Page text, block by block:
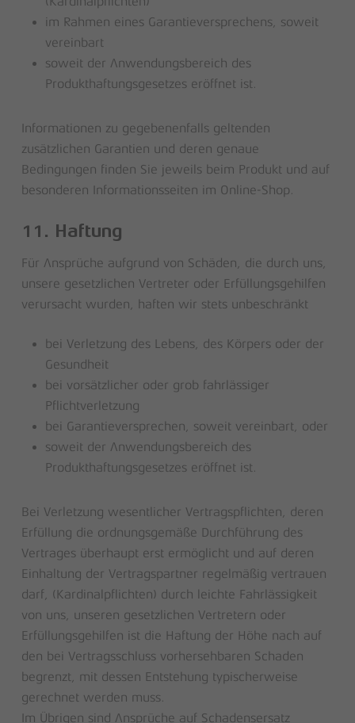
im Rahmen eines Garantieversprechens, soweit
vereinbart
soweit der Anwendungsbereich des
Produkthaftungsgesetzes eröffnet ist.
Informationen zu gegebenenfalls geltenden
zusätzlichen Garantien und deren genaue
Bedingungen finden Sie jeweils beim Produkt und auf
besonderen Informationsseiten im Online-Shop.
11. Haftung
Für Ansprüche aufgrund von Schäden, die durch uns,
unsere gesetzlichen Vertreter oder Erfüllungsgehilfen
verursacht wurden, haften wir stets unbeschränkt
bei Verletzung des Lebens, des Körpers oder der
Gesundheit
bei vorsätzlicher oder grob fahrlässiger
Pflichtverletzung
bei Garantieversprechen, soweit vereinbart, oder
soweit der Anwendungsbereich des
Produkthaftungsgesetzes eröffnet ist.
Bei Verletzung wesentlicher Vertragspflichten, deren
Erfüllung die ordnungsgemäße Durchführung des
Vertrages überhaupt erst ermöglicht und auf deren
Einhaltung der Vertragspartner regelmäßig vertrauen
darf, (Kardinalpflichten) durch leichte Fahrlässigkeit
von uns, unseren gesetzlichen Vertretern oder
Erfüllungsgehilfen ist die Haftung der Höhe nach auf
den bei Vertragsschluss vorhersehbaren Schaden
begrenzt, mit dessen Entstehung typischerweise
gerechnet werden muss.
Im Übrigen sind Ansprüche auf Schadensersatz